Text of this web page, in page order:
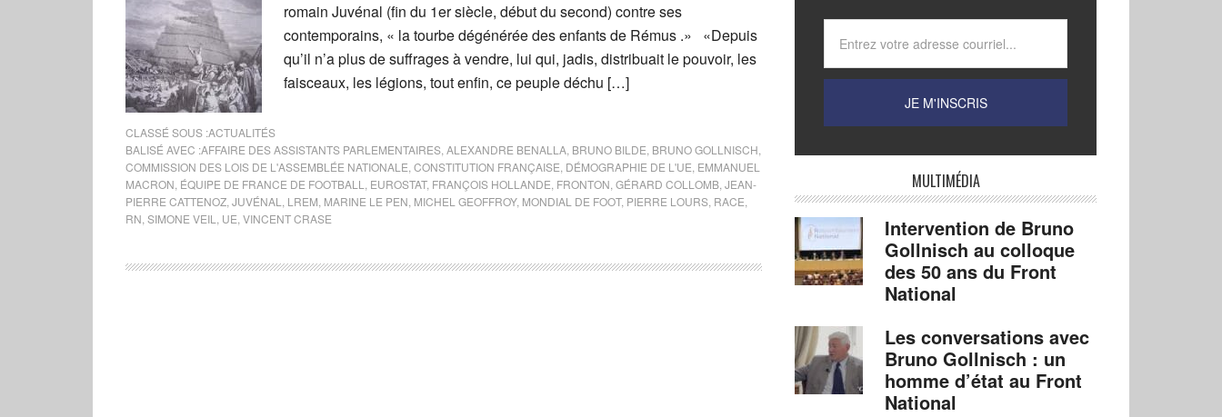
romain Juvénal (fin du 1er siècle, début du second) contre ses
contemporains, « la tourbe dégénérée des enfants de Rémus .» «Depuis
qu’il n’a plus de suffrages à vendre, lui qui, jadis, distribuait le pouvoir, les
faisceaux, les légions, tout enfin, ce peuple déchu […]
CLASSÉ SOUS :ACTUALITÉS
BALISÉ AVEC :AFFAIRE DES ASSISTANTS PARLEMENTAIRES ALEXANDRE BENALLA BRUNO BILDE BRUNO GOLLNISCH
COMMISSION DES LOIS DE L'ASSEMBLÉE NATIONALE CONSTITUTION FRANÇAISE DÉMOGRAPHIE DE L'UE EMMANUEL
MACRON ÉQUIPE DE FRANCE DE FOOTBALL EUROSTAT, FRANÇOIS HOLLANDE FRONTON GÉRARD COLLOMB JEAN-
PIERRE CATTENOZ JUVÉNAL LREM MARINE LE PEN MICHEL GEOFFROY, MONDIAL DE FOOT, PIERRE LOURS RACE
RN SIMONE VEIL UE VINCENT CRASE
MULTIMÉDIA
Intervention de Bruno
Gollnisch au colloque
des 50 ans du Front
National
Les conversations avec
Bruno Gollnisch : un
homme d’état au Front
National